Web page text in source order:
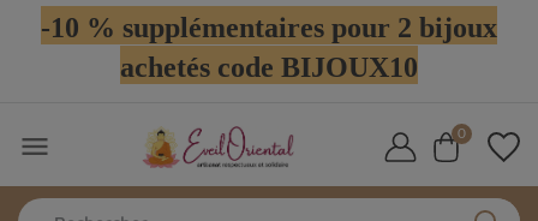
-10 % supplémentaires pour 2 bijoux
achetés code BIJOUX10
 0